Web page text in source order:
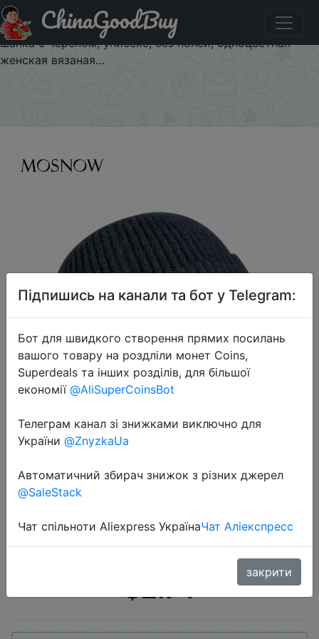
Купити по знижці $3/3 Зимняя шапка для мужчин,
НОВАЯ шапка Docker, теплая вязаная шапка, мужская
шапка с черепом, унисекс, без полей, одноцветная
женская вязаная…
ChinaGoodBuy
2020-08-11
НОВАЯ шапка Docker, теплая
вязаная шапка, мужская шапка с
одноцветная женская вязаная…
$2.74
Підпишись на канали та бот у Telegram:
Бот для швидкого створення прямих посилань
вашого товару на роздліли монет Coins,
Superdeals та інших розділів, для більшої
економії @AliSuperCoinsBot
Телеграм канал зі знижками виключно для
України @ZnyzkaUa
Автоматичний збирач знижок з різних джерел
@SaleStack
Чат спільноти Aliexpress УкраїнаЧат Аліекспресс
закрити